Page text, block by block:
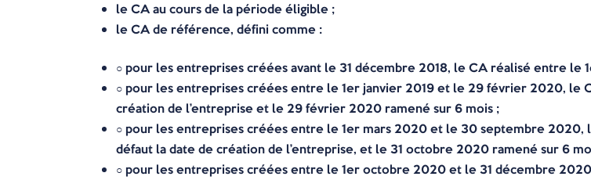
le CA au cours de la période éligible ;
le CA de référence, défini comme :
○ pour les entreprises créées avant le 31 décembre 2018, le CA réalisé entre le
○ pour les entreprises créées entre le 1er janvier 2019 et le 29 février 2020, le
création de l’entreprise et le 29 février 2020 ramené sur 6 mois ;
○ pour les entreprises créées entre le 1er mars 2020 et le 30 septembre
défaut la date de création de l’entreprise, et le 31 octobre 2020 ramené sur 6
○ pour les entreprises créées entre le 1er octobre 2020 et le 31 décembre